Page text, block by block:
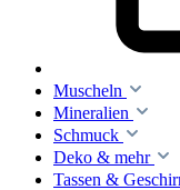
Muscheln
Mineralien
Schmuck
Deko & mehr
Tassen &